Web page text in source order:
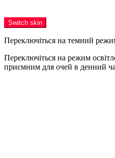
Switch skin
Переключіться на темний
Переключіться на режим
приємним для очей в денний